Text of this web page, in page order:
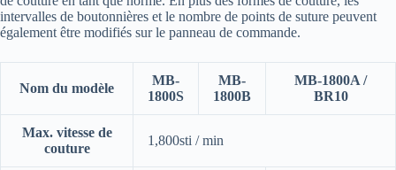
intervalles de boutonnières et le nombre de points de suture peuvent
également être modifiés sur le panneau de commande.
Nom du modèle
MB-
1800S
MB-
1800B
MB-1800A /
BR10
Max.vitesse de
couture
1,800sti / min